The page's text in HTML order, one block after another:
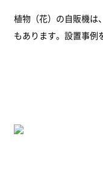
植物（花）の自販機は
もあります。設置事例